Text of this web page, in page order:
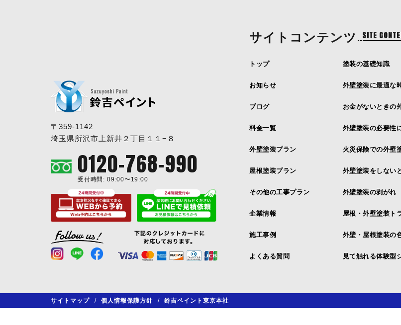
〒359-1142
埼玉県所沢市上新井２丁目１１−８
0120-768-990
受付時間: 09:00〜19:00
サイトコンテンツ SITE
トップ
お知らせ
ブログ
料金一覧
外壁塗装プラン
屋根塗装プラン
その他の工事プラン
企業情報
施工事例
よくある質問
塗装の基礎知識
外壁塗装に最適な
お金がないときの
外壁塗装の必要性
火災保険での外壁
外壁塗装をしない
外壁塗装の剥がれ
屋根・外壁塗装ト
外壁・屋根塗装の
見て触れる体験型
サイトマップ / 個人情報保護方針 / 鈴吉ペイント東京本社